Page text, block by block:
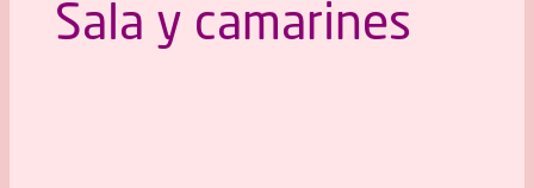
Sala y camarines